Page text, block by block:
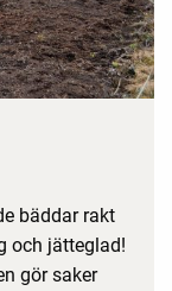
bäddar rakt
och jätteglad!
gör saker